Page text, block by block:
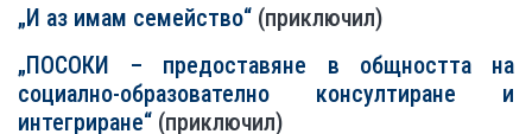
„И аз имам семейство“ (приключил)
„ПОСОКИ – предоставяне в общността на
социално-образователно консултиране и
интегриране“ (приключил)